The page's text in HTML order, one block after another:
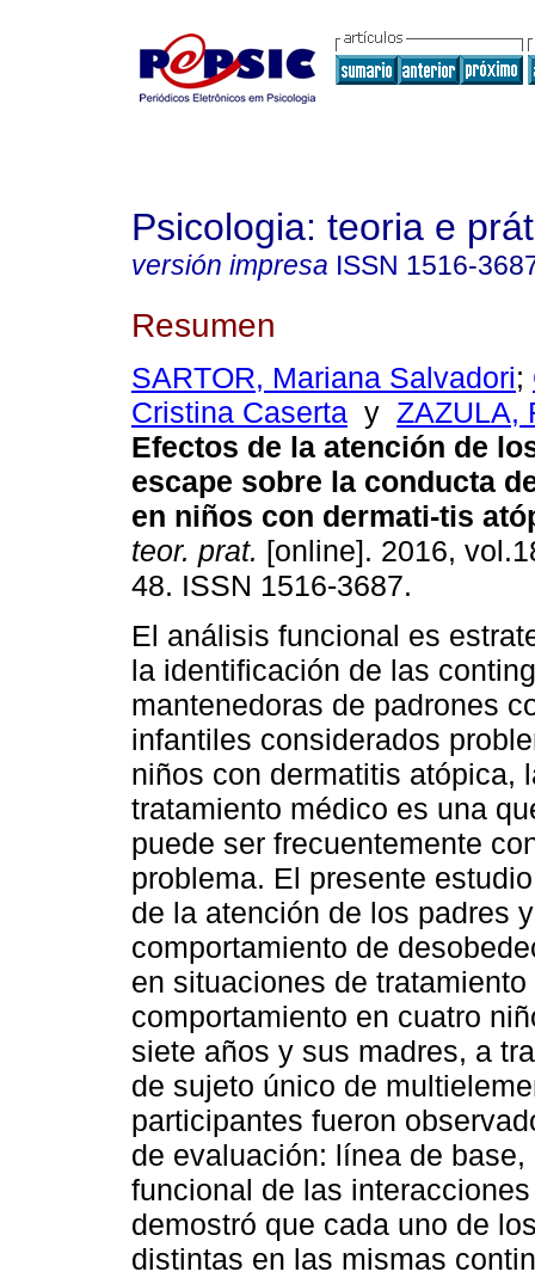
Psicologia: teoria e
versión impresa ISSN 1516-
Resumen
SARTOR, Mariana Salvadori;
Cristina Caserta y ZAZULA,
Efectos de la atención de
escape sobre la conducta
en niños con dermati-tis
teor. prat. [online]. 2016,
48. ISSN 1516-3687.
El análisis funcional es
la identificación de las
mantenedoras de padrones
infantiles considerados
niños con dermatitis atópica,
tratamiento médico es una
puede ser frecuentemente
problema. El presente
de la atención de los padres
comportamiento de
en situaciones de
comportamiento en cuatro
siete años y sus madres, a
de sujeto único de
participantes fueron
de evaluación: línea de
funcional de las
demostró que cada uno de
distintas en las mismas